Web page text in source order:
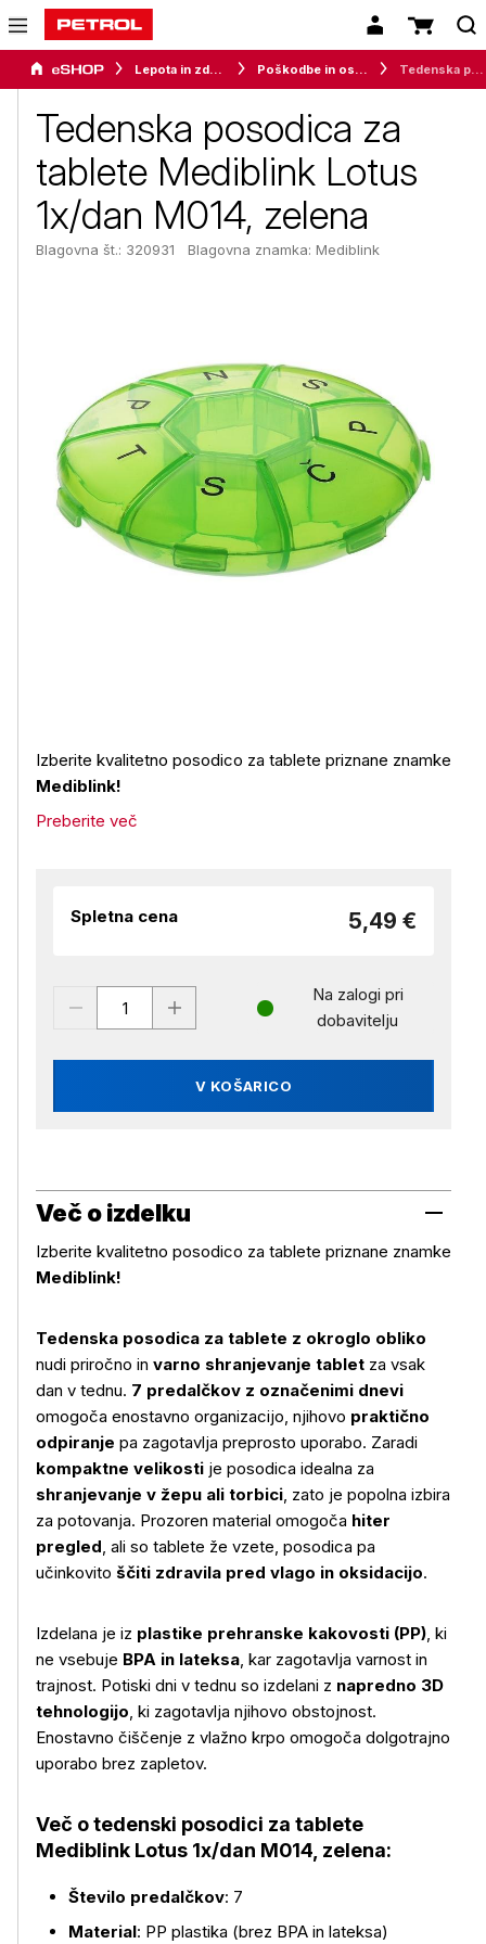
Lepota in zdravje Poškodbe in oskrba
Tedenska posodica za
tablete Mediblink Lotus
1x/dan M014, zelena
Blagovna št.: 320931 Blagovna znamka: Mediblink
Izberite kvalitetno posodico za tablete priznane znamke
Mediblink!
Preberite več
Spletna cena 5,49 €
V KOŠARICO
Na zalogi pri
dobavitelju
Več o izdelku
Več o izdelku
Izberite kvalitetno posodico za tablete priznane znamke
Mediblink!
Tedenska posodica za tablete z okroglo obliko
nudi priročno in varno shranjevanje tablet za vsak
dan v tednu. 7 predalčkov z označenimi dnevi
omogoča enostavno organizacijo, njihovo praktično
odpiranje pa zagotavlja preprosto uporabo. Zaradi
kompaktne velikosti je posodica idealna za
shranjevanje v žepu ali torbici, zato je popolna izbira
za potovanja. Prozoren material omogoča hiter
pregled, ali so tablete že vzete, posodica pa
učinkovito ščiti zdravila pred vlago in oksidacijo.
Izdelana je iz plastike prehranske kakovosti (PP), ki
ne vsebuje BPA in lateksa, kar zagotavlja varnost in
trajnost. Potiski dni v tednu so izdelani z napredno 3D
tehnologijo, ki zagotavlja njihovo obstojnost.
Enostavno čiščenje z vlažno krpo omogoča dolgotrajno
uporabo brez zapletov.
Več o tedenski posodici za tablete
Mediblink Lotus 1x/dan M014, zelena:
Število predalčkov: 7
Material: PP plastika (brez BPA in lateksa)